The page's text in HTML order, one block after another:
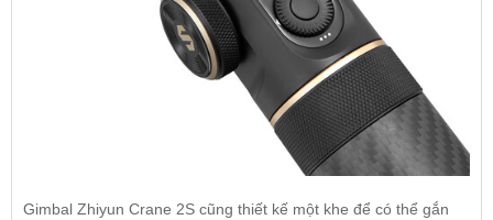
Gimbal Zhiyun Crane 2S cũng thiết kế một khe để có thể gắn